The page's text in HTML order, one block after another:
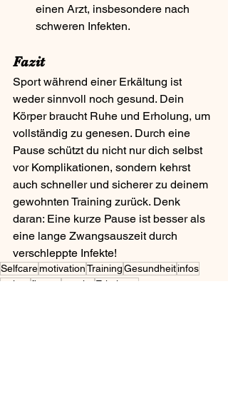
einen Arzt, insbesondere nach
schweren Infekten.
Fazit
Sport während einer Erkältung ist
weder sinnvoll noch gesund. Dein
Körper braucht Ruhe und Erholung, um
vollständig zu genesen. Durch eine
Pause schützt du nicht nur dich selbst
vor Komplikationen, sondern kehrst
auch schneller und sicherer zu deinem
gewohnten Training zurück. Denk
daran: Eine kurze Pause ist besser als
eine lange Zwangsauszeit durch
verschleppte Infekte!
SelfcaremotivationTrainingGesundheitinfos
trainer
fitness psyche
Erkältung